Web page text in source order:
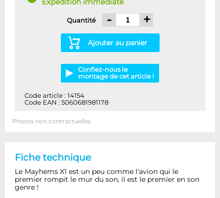
Expédition immédiate
Quantité - +
Ajouter au panier
Confiez-nous le
montage de cet article !
Code article : 14154
Code EAN : 5060681981178
Photos non contractuelles
Fiche technique
Le Mayhems X1 est un peu comme l'avion qui le
premier rompit le mur du son, il est le premier en son
genre !